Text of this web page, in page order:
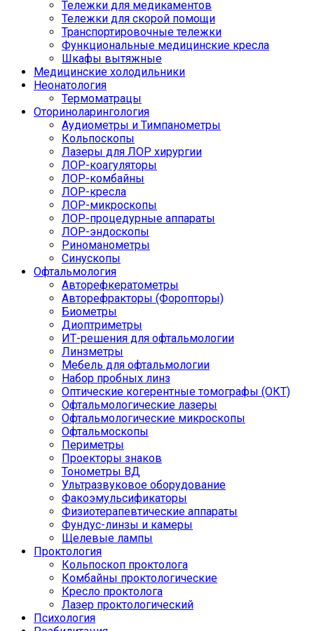
Тележки для медикаментов
Тележки для скорой помощи
Транспортировочные тележки
Функциональные медицинские кресла
Шкафы вытяжные
Медицинские холодильники
Неонатология
Термоматрацы
Оториноларингология
Аудиометры и Тимпанометры
Кольпоскопы
Лазеры для ЛОР хирургии
ЛОР-коагуляторы
ЛОР-комбайны
ЛОР-кресла
ЛОР-микроскопы
ЛОР-процедурные аппараты
ЛОР-эндоскопы
Риноманометры
Синускопы
Офтальмология
Авторефкератометры
Авторефракторы (Форопторы)
Биометры
Диоптриметры
ИТ-решения для офтальмологии
Линзметры
Мебель для офтальмологии
Набор пробных линз
Оптические когерентные томографы (ОКТ)
Офтальмологические лазеры
Офтальмологические микроскопы
Офтальмоскопы
Периметры
Проекторы знаков
Тонометры ВД
Ультразвуковое оборудование
Факоэмульсификаторы
Физиотерапевтические аппараты
Фундус-линзы и камеры
Щелевые лампы
Проктология
Кольпоскоп проктолога
Комбайны проктологические
Кресло проктолога
Лазер проктологический
Психология